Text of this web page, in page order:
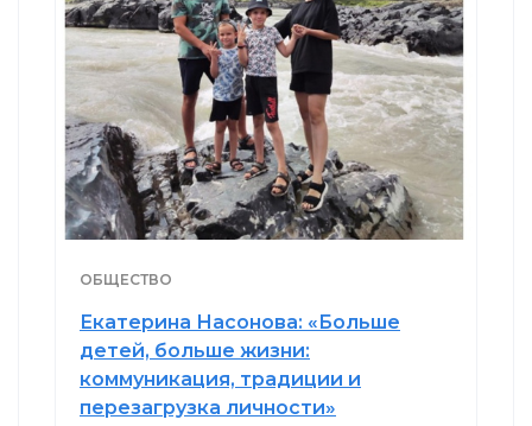
ОБЩЕСТВО
Екатерина Насонова: «Больше
детей, больше жизни:
коммуникация, традиции и
перезагрузка личности»